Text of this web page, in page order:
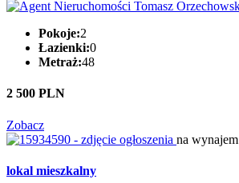
Pokoje:2
Łazienki:0
Metraż:48
2 500 PLN
Zobacz
na wynajem
lokal mieszkalny